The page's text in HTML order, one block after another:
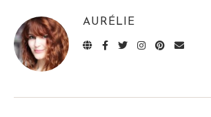
AURÉLIE